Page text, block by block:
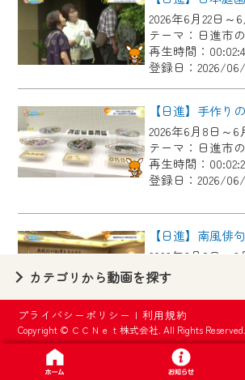
2026年6月22日～
テーマ：日進市
再生時間：
登録日：2026/
2026年6月8日～6
テーマ：日進市
再生時間：
登録日：2026/
2026年6月8日～6
テーマ：日進市の
再生時間：00:02:42
登録日：2026/
2026年6月1日～6
カテゴリから動画を探す
プライバシーポリシー |利用規約
Copyright © ＣＣＮｅｔ株式会社. All Rights Reserved.
【ご注意】
2024年9月24日からはご加入者
ビス向上のため、
『CCNet Web TV』を利用い
一部コンテンツを除き、
CCNetサービスへの加入と『
ページ※』へのログインが必要
す。
いたします。
要となります。
※MyIDとは、CCNet Web TVを
各種サービスをご利用頂くため
IDはお客様が使っているメー
で設定できます。